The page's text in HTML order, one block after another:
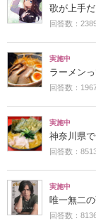
歌が上手
回答数：
実施中
ラーメン
回答数：
実施中
神奈川県
回答数：
実施中
唯一無二
回答数：